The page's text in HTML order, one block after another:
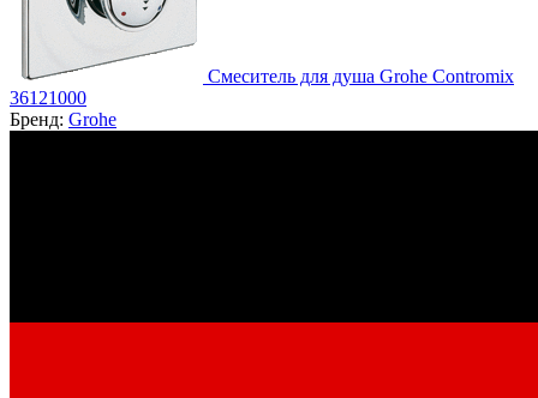
Смеситель для душа Grohe Contromix
36121000
Бренд: Grohe